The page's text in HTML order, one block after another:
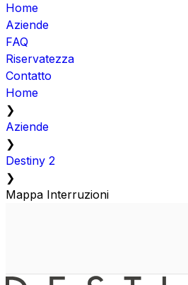
Home
Aziende
FAQ
Riservatezza
Contatto
Home
❯
Aziende
❯
Destiny 2
❯
Mappa Interruzioni